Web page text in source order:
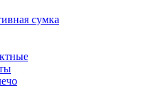
сумка